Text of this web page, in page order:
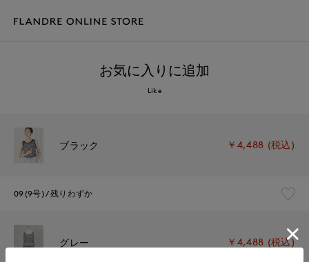
お気に入りに追加
Like
ブラック ￥4,488 (税込)
09(9号) 残りわずか
グレー ￥4,488 (税込)